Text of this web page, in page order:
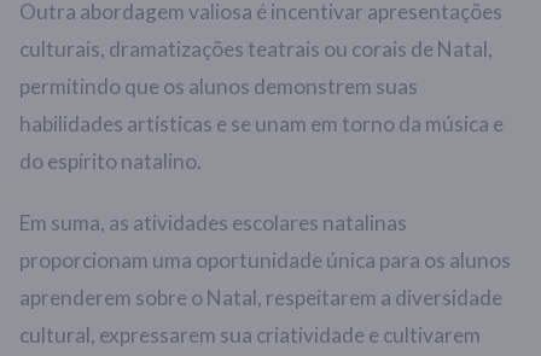
Outra abordagem valiosa é incentivar apresentações
culturais, dramatizações teatrais ou corais de Natal,
permitindo que os alunos demonstrem suas
habilidades artísticas e se unam em torno da música e
do espírito natalino.
Em suma, as atividades escolares natalinas
proporcionam uma oportunidade única para os alunos
aprenderem sobre o Natal, respeitarem a diversidade
cultural, expressarem sua criatividade e cultivarem